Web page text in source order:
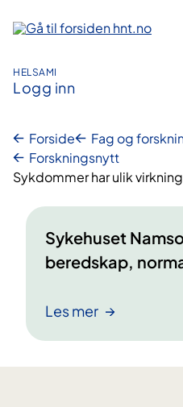
innhold
HELSAMI
Logg inn
Forside Fag og
Forskningsnytt
Sykdommer har ulik
Sykehuset
beredskap,
Les mer